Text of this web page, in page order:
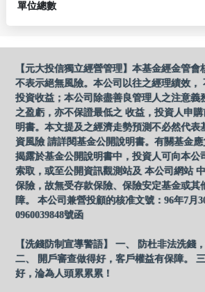
單位總數
【元大投信獨立經營管理】本基金經金管
不表示絕無風險。本公司以往之經理績效，
投資收益；本公司除盡善良管理人之注意義
之盈虧，亦不保證最低之 收益，投資人申
明書。本文提及之經濟走勢預測不必然代表
資風險 請詳閱基金公開說明書。有關基金
揭露於基金公開說明書中，投資人可向本公
索取，或至公開資訊觀測站及 本公司網站
保險，故無受存款保險、保險安定基金或其
障。 本公司兼營投顧的核准文號：96年7月
0960039848號函
【洗錢防制宣導警語】 一、 防杜非法洗錢
二、 開戶審查做得好，客戶權益有保障。
好，淪為人頭累累累！